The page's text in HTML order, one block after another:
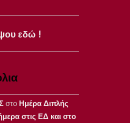
εδώ !
στο Ημέρα Διπλής
στις ΕΔ και στο